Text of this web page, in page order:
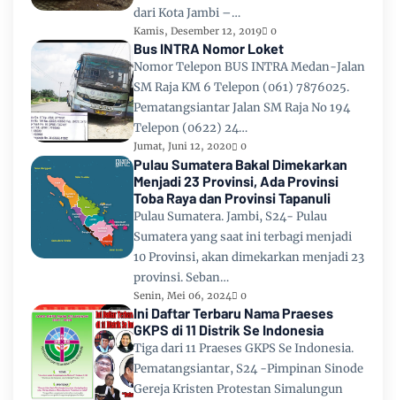
dari Kota Jambi –…
Kamis, Desember 12, 2019 0
Bus INTRA Nomor Loket
Nomor Telepon BUS INTRA Medan-Jalan
SM Raja KM 6 Telepon (061) 7876025.
Pematangsiantar Jalan SM Raja No 194
Telepon (0622) 24…
Jumat, Juni 12, 2020 0
Pulau Sumatera Bakal Dimekarkan
Menjadi 23 Provinsi, Ada Provinsi
Toba Raya dan Provinsi Tapanuli
Pulau Sumatera. Jambi, S24- Pulau
Sumatera yang saat ini terbagi menjadi
10 Provinsi, akan dimekarkan menjadi 23
provinsi. Seban…
Senin, Mei 06, 2024 0
Ini Daftar Terbaru Nama Praeses
GKPS di 11 Distrik Se Indonesia
Tiga dari 11 Praeses GKPS Se Indonesia.
Pematangsiantar, S24 -Pimpinan Sinode
Gereja Kristen Protestan Simalungun